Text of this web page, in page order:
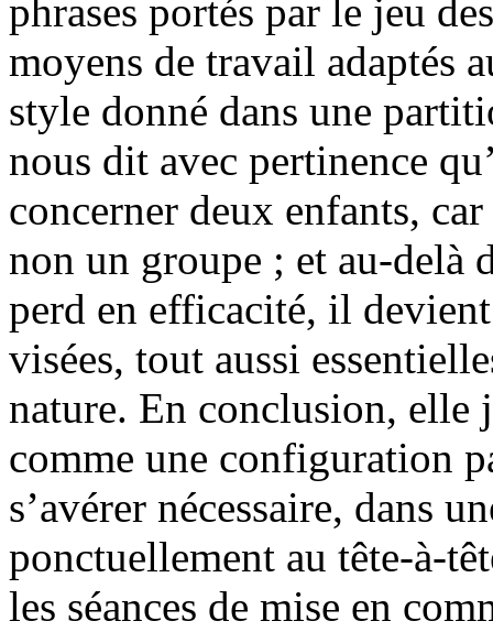
phrases portés par le jeu
moyens de travail adaptés
style donné dans une
nous dit avec pertinence
concerner deux enfants,
non un groupe ; et au-delà
perd en efficacité, il
visées, tout aussi
nature. En conclusion, elle
comme une configuration
s’avérer nécessaire, dans
ponctuellement au tête-à-
les séances de mise en